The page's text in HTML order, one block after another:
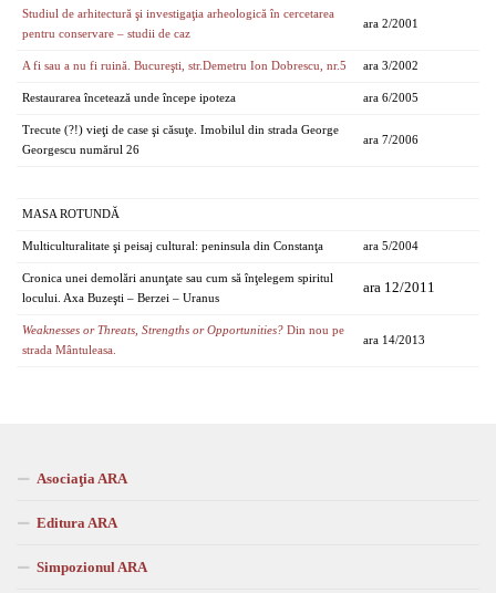
Studiul de arhitectură şi investigaţia arheologică în cercetarea
pentru conservare – studii de caz
ara 2/2001
A fi sau a nu fi ruină. Bucureşti, str.Demetru Ion Dobrescu, nr.5 ara 3/2002
Restaurarea încetează unde începe ipoteza ara 6/2005
Trecute (?!) vieţi de case şi căsuţe. Imobilul din strada George
Georgescu numărul 26
ara 7/2006
MASA ROTUNDĂ
Multiculturalitate şi peisaj cultural: peninsula din Constanţa ara 5/2004
Cronica unei demolări anunţate sau cum să înţelegem spiritul
locului. Axa Buzeşti – Berzei – Uranus
ara 12/2011
Weaknesses or Threats, Strengths or Opportunities? Din nou pe
strada Mântuleasa.
ara 14/2013
Asociaţia ARA
Editura ARA
Simpozionul ARA